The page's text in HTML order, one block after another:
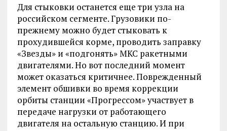
Для стыковки останется еще три узла на
российском сегменте. Грузовики по-
прежнему можно будет стыковать к
прохудившейся корме, проводить заправку
«Звезды» и «подгонять» МКС ракетными
двигателями. Но вот последний момент
может оказаться критичнее. Поврежденный
элемент обшивки во время коррекции
орбиты станции «Прогрессом» участвует в
передаче нагрузки от работающего
двигателя на остальную станцию. И при